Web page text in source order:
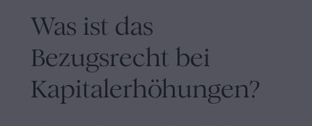
Was ist das
Bezugsrecht bei
Kapitalerhöhungen?